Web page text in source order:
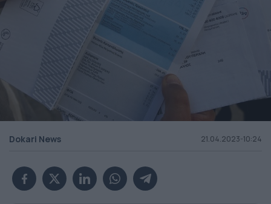
Dokari News 21.04.2023-10:24